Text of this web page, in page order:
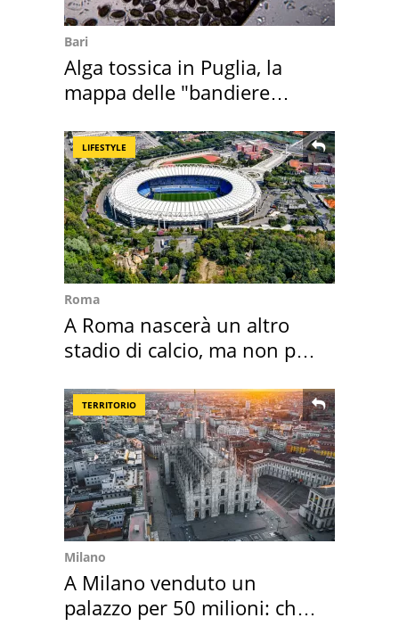
Bari
Alga tossica in Puglia, la
mappa delle "bandiere
LIFESTYLE
Roma
A Roma nascerà un altro
stadio di calcio, ma non per
TERRITORIO
Milano
A Milano venduto un
palazzo per 50 milioni: chi